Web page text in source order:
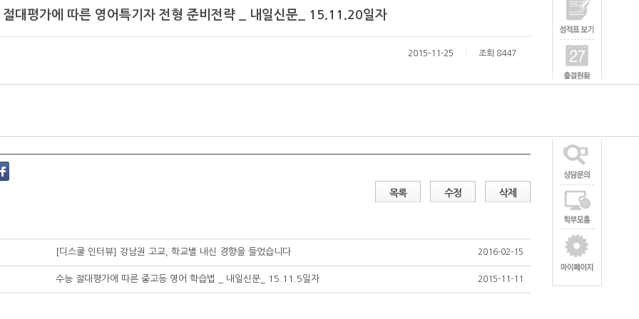
절대평가에 따른 영어특기자 전형 준비전략 _ 내일신문_ 15.11.20일자
2015-11-25 조회 8447
목록 수정 삭제
[디스쿨 인터뷰] 강남권 고교, 학교별 내신 경향을 들었습니다 2016-02-15
수능 절대평가에 따른 중고등 영어 학습법 _ 내일신문_ 15.11.5일자 2015-11-11